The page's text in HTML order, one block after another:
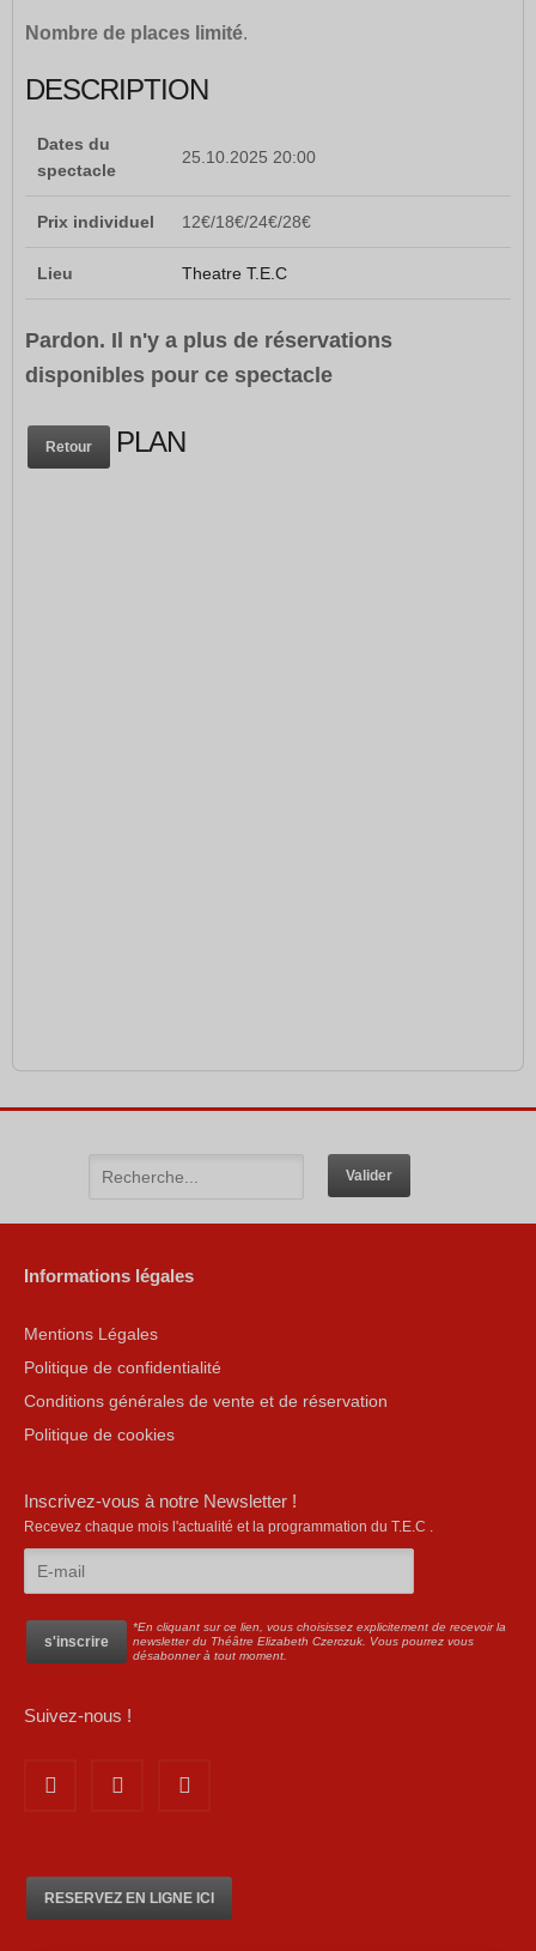
Nombre de places limité.
DESCRIPTION
Dates du
spectacle
25.10.2025 20:00
Prix individuel 12€/18€/24€/28€
Lieu Theatre T.E.C
Pardon. Il n'y a plus de réservations
disponibles pour ce spectacle
Retour PLAN
Informations légales
Mentions Légales
Politique de confidentialité
Conditions générales de vente et de réservation
Politique de cookies
Inscrivez-vous à notre Newsletter !
Recevez chaque mois l'actualité et la programmation du T.E.C .
*En cliquant sur ce lien, vous choisissez explicitement de recevoir la
newsletter du Théâtre Elizabeth Czerczuk. Vous pourrez vous
désabonner à tout moment.
Suivez-nous !
RESERVEZ EN LIGNE ICI